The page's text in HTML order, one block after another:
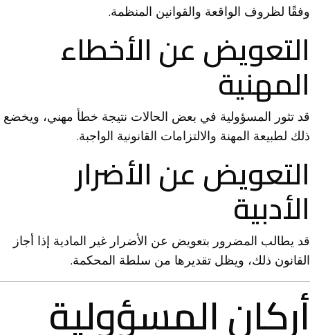
وفقًا لظروف الواقعة والقوانين المنظمة.
التعويض عن الأخطاء
المهنية
قد تثور المسؤولية في بعض الحالات نتيجة خطأ مهني، ويخضع
ذلك لطبيعة المهنة والالتزامات القانونية الواجبة.
التعويض عن الأضرار
الأدبية
قد يطالب المضرور بتعويض عن الأضرار غير المادية إذا أجاز
القانون ذلك، ويظل تقديرها من سلطة المحكمة.
أركان المسؤولية